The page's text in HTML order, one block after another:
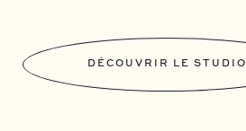
DÉCOUVRIR LE STUDIO